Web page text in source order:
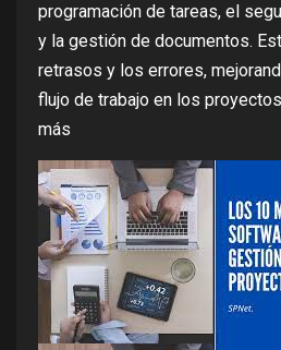
programación de tareas, el
y la gestión de documentos.
retrasos y los errores,
flujo de trabajo en los
más